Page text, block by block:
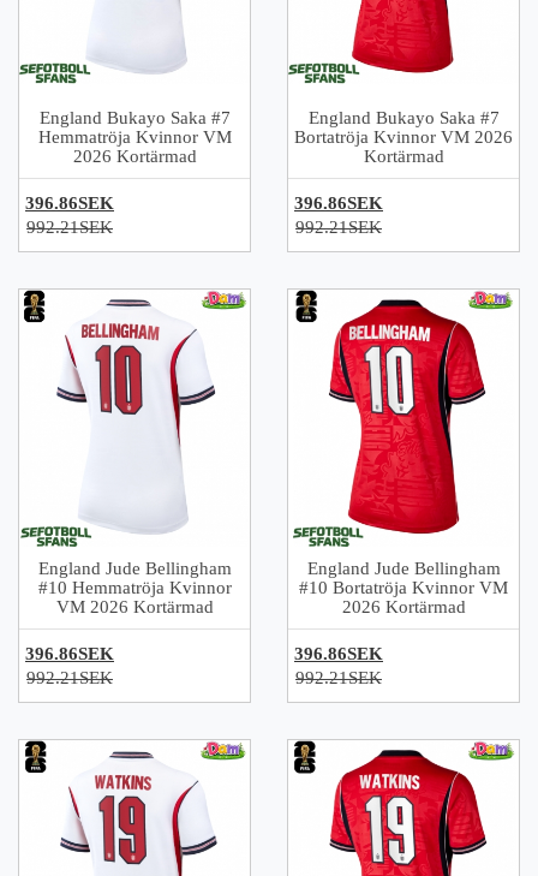
England Bukayo Saka #7
Hemmatröja Kvinnor VM
2026 Kortärmad
396.86SEK
992.21SEK
England Bukayo Saka #7
Bortatröja Kvinnor VM 2026
Kortärmad
396.86SEK
992.21SEK
England Jude Bellingham
#10 Hemmatröja Kvinnor
VM 2026 Kortärmad
396.86SEK
992.21SEK
England Jude Bellingham
#10 Bortatröja Kvinnor VM
2026 Kortärmad
396.86SEK
992.21SEK